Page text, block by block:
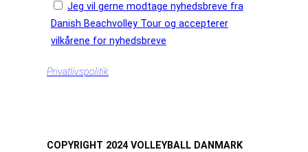
Jeg vil gerne modtage nyhedsbreve fra
Danish Beachvolley Tour og accepterer
vilkårene for nyhedsbreve
Privatlivspolitik
COPYRIGHT 2024 VOLLEYBALL DANMARK